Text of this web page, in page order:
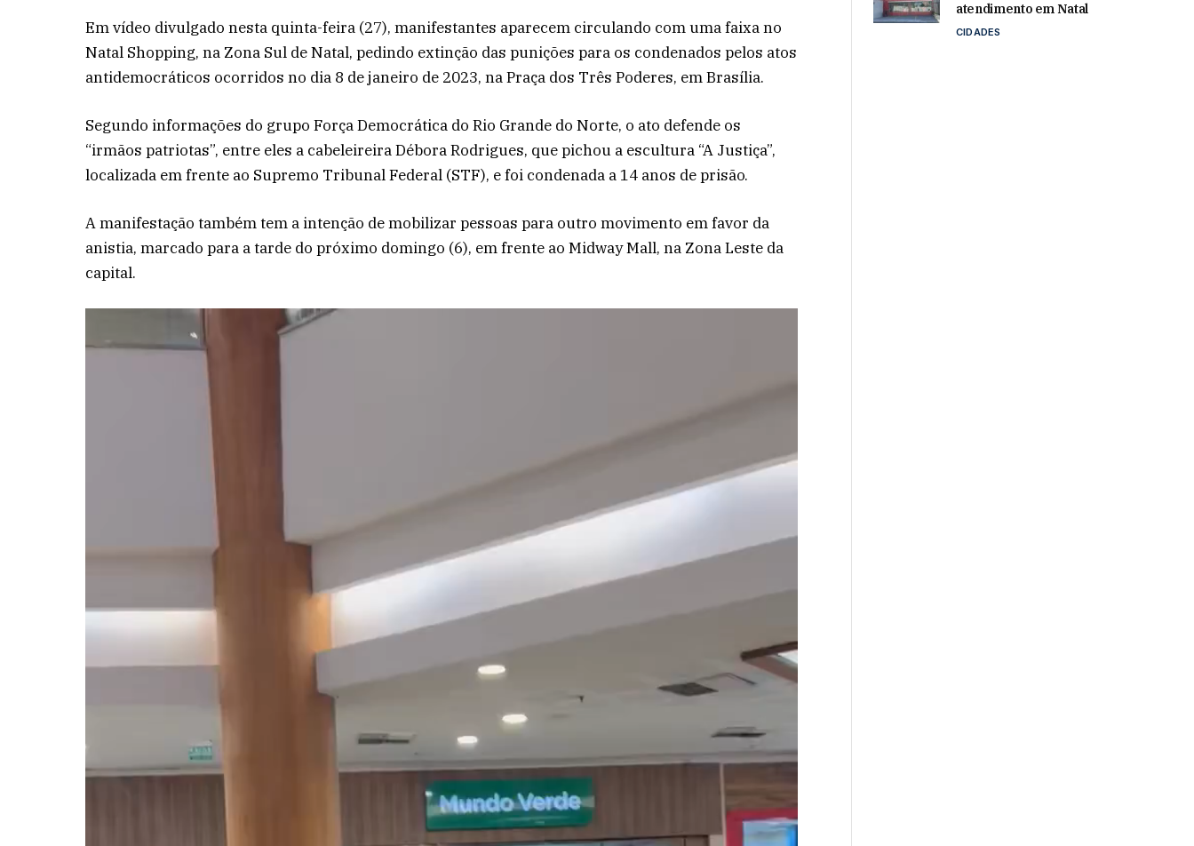
Em vídeo divulgado nesta quinta-feira (27), manifestantes aparecem circulando com uma faixa no
Natal Shopping, na Zona Sul de Natal, pedindo extinção das punições para os condenados pelos atos
antidemocráticos ocorridos no dia 8 de janeiro de 2023, na Praça dos Três Poderes, em Brasília.
Segundo informações do grupo Força Democrática do Rio Grande do Norte, o ato defende os
“irmãos patriotas”, entre eles a cabeleireira Débora Rodrigues, que pichou a escultura “A Justiça”,
localizada em frente ao Supremo Tribunal Federal (STF), e foi condenada a 14 anos de prisão.
A manifestação também tem a intenção de mobilizar pessoas para outro movimento em favor da
anistia, marcado para a tarde do próximo domingo (6), em frente ao Midway Mall, na Zona Leste da
capital.
atendimento em Natal
CIDADES